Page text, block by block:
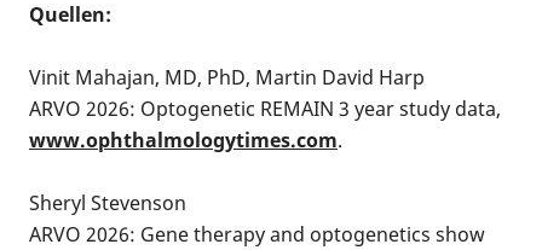
Quellen:
Vinit Mahajan, MD, PhD, Martin David Harp
ARVO 2026: Optogenetic REMAIN 3 year study data,
www.ophthalmologytimes.com.
Sheryl Stevenson
ARVO 2026: Gene therapy and optogenetics show